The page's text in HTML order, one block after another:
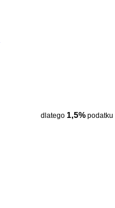
dlatego 1,5% podatku